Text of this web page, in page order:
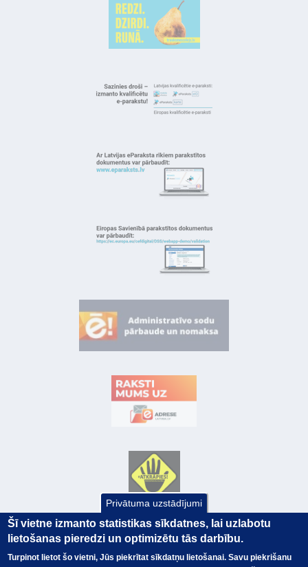
Privātuma uzstādījumi
Šī vietne izmanto statistikas sīkdatnes, lai uzlabotu
lietošanas pieredzi un optimizētu tās darbību.
Turpinot lietot šo vietni, Jūs piekrītat sīkdatņu lietošanai. Savu piekrišanu